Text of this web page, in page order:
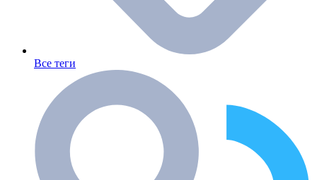
Все теги